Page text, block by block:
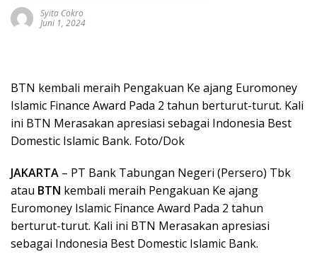
Syita Cokro
Juni 1, 2024
BTN kembali meraih Pengakuan Ke ajang Euromoney
Islamic Finance Award Pada 2 tahun berturut-turut. Kali
ini BTN Merasakan apresiasi sebagai Indonesia Best
Domestic Islamic Bank. Foto/Dok
JAKARTA – PT Bank Tabungan Negeri (Persero) Tbk
atau BTN kembali meraih Pengakuan Ke ajang
Euromoney Islamic Finance Award Pada 2 tahun
berturut-turut. Kali ini BTN Merasakan apresiasi
sebagai Indonesia Best Domestic Islamic Bank.